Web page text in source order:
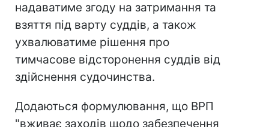
надаватиме згоду на затримання та
взяття під варту суддів, а також
ухвалюватиме рішення про
тимчасове відсторонення суддів від
здійснення судочинства.
Додаються формулювання, що ВРП
"вживає заходів щодо забезпечення